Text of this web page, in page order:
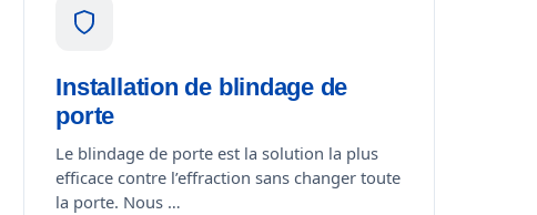
Installation de blindage de
porte
Le blindage de porte est la solution la plus
efficace contre l’effraction sans changer toute
la porte. Nous …